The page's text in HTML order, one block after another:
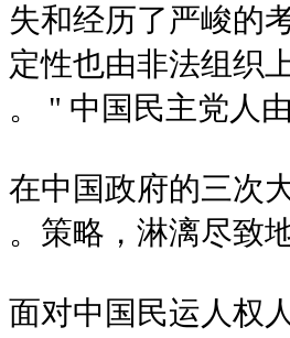
失和经历了严峻的
定性也由非法组织
中国民主党人由
在中国政府的三次
策略，淋漓尽致
面对中国民运人权